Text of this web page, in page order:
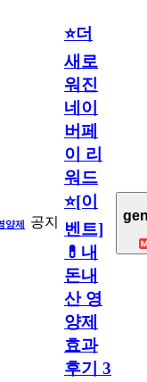
양제
공지
⭐더
새로
워진
네이
버페
이 리
워드
⭐[이
벤트]
💊내
돈내
산 영
양제
효과
후기 3